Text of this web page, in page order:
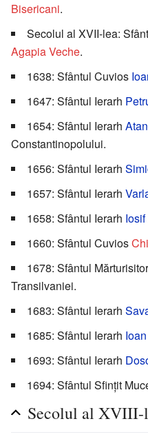
Bisericani.
Secolul al XVII-lea:
Agapia Veche.
1638: Sfântul Cuvios
1647: Sfântul Ierarh
1654: Sfântul Ierarh
Constantinopolului.
1656: Sfântul Ierarh
1657: Sfântul Ierarh
1658: Sfântul Ierarh
1660: Sfântul Cuvios
1678: Sfântul
Transilvaniei.
1683: Sfântul Ierarh
1685: Sfântul Ierarh
1693: Sfântul Ierarh
1694: Sfântul Sfințit
Secolul al XVIII-